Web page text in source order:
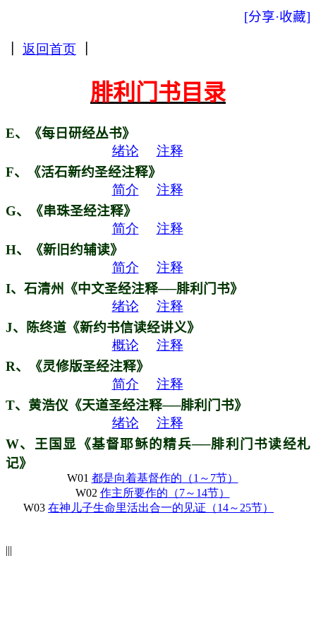
[分享·收藏]
返回首页
腓利门书目录
E、《每日研经丛书》
绪论
注释
F、《活石新约圣经注释》
简介
注释
G、《串珠圣经注释》
简介
注释
H、《新旧约辅读》
简介
注释
I、石清州《中文圣经注释──腓利门书》
绪论
注释
J、陈终道《新约书信读经讲义》
概论
注释
R、《灵修版圣经注释》
简介
注释
T、黄浩仪《天道圣经注释──腓利门书》
绪论
注释
W、王国显《基督耶稣的精兵──腓利门书读经札
记》
W01 都是向着基督作的 （1 ～7节）
W02 作主所要作的 （7～14节）
W03 在神儿子生命里活出合一的见证 （14～25节）
|||